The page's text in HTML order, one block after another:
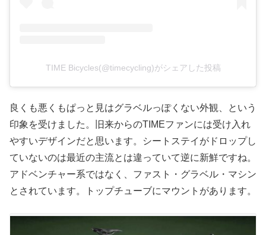
TIME Bicycles(@timecycling)がシェアした投稿
良くも悪くもぱっと見はグラベルっぽくない外観、という
印象を受けました。旧来からのTIMEファンには受け入れ
やすいデザインだと思います。シートステイがドロップし
ていないのは最近の主流とは違っていて逆に新鮮ですね。
アドベンチャー系ではなく、ファスト・グラベル・マシン
とされています。トップチューブにマウントがあります。